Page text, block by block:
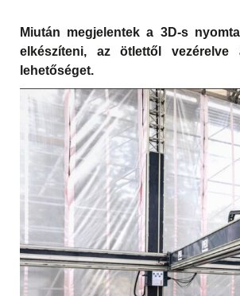
Miután megjelentek a 3D-s
elkészíteni, az ötlettől
lehetőséget.